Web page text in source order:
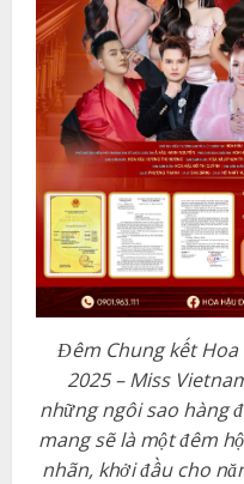
Đêm Chung kết
2025 – Miss
những ngôi sao hàng
mang sẽ là một đêm
nhãn, khởi đầu cho